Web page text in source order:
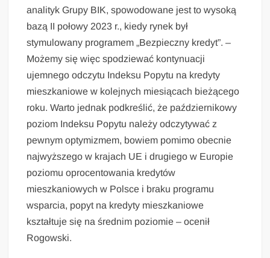
analityk Grupy BIK, spowodowane jest to wysoką
bazą II połowy 2023 r., kiedy rynek był
stymulowany programem „Bezpieczny kredyt”. –
Możemy się więc spodziewać kontynuacji
ujemnego odczytu Indeksu Popytu na kredyty
mieszkaniowe w kolejnych miesiącach bieżącego
roku. Warto jednak podkreślić, że październikowy
poziom Indeksu Popytu należy odczytywać z
pewnym optymizmem, bowiem pomimo obecnie
najwyższego w krajach UE i drugiego w Europie
poziomu oprocentowania kredytów
mieszkaniowych w Polsce i braku programu
wsparcia, popyt na kredyty mieszkaniowe
kształtuje się na średnim poziomie – ocenił
Rogowski.